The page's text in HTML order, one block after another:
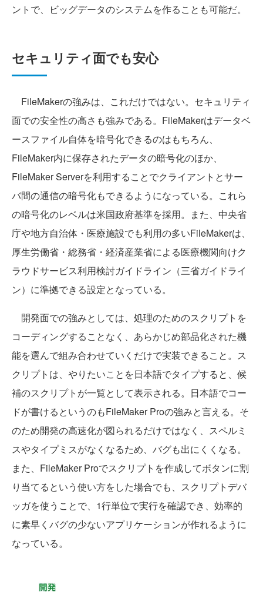
ントで、ビッグデータのシステムを作ることも可能だ。
セキュリティ面でも安心
FileMakerの強みは、これだけではない。セキュリティ
面での安全性の高さも強みである。FileMakerはデータベ
ースファイル自体を暗号化できるのはもちろん、
FileMaker内に保存されたデータの暗号化のほか、
FileMaker Serverを利用することでクライアントとサー
バ間の通信の暗号化もできるようになっている。これら
の暗号化のレベルは米国政府基準を採用。また、中央省
庁や地方自治体・医療施設でも利用の多いFileMakerは、
厚生労働省・総務省・経済産業省による医療機関向けク
ラウドサービス利用検討ガイドライン（三省ガイドライ
ン）に準拠できる設定となっている。
開発面での強みとしては、処理のためのスクリプトを
コーディングすることなく、あらかじめ部品化された機
能を選んで組み合わせていくだけで実装できること。ス
クリプトは、やりたいことを日本語でタイプすると、候
補のスクリプトが一覧として表示される。日本語でコー
ドが書けるというのもFileMaker Proの強みと言える。そ
のため開発の高速化が図られるだけではなく、スペルミ
スやタイプミスがなくなるため、バグも出にくくなる。
また、FileMaker Proでスクリプトを作成してボタンに割
り当てるという使い方をした場合でも、スクリプトデバ
ッガを使うことで、1行単位で実行を確認でき、効率的
に素早くバグの少ないアプリケーションが作れるように
なっている。